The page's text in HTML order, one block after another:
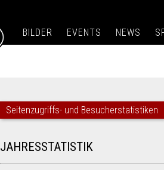
BILDER EVENTS NEWS
Seitenzugriffs- und Besucherstatistiken
JAHRESSTATISTIK